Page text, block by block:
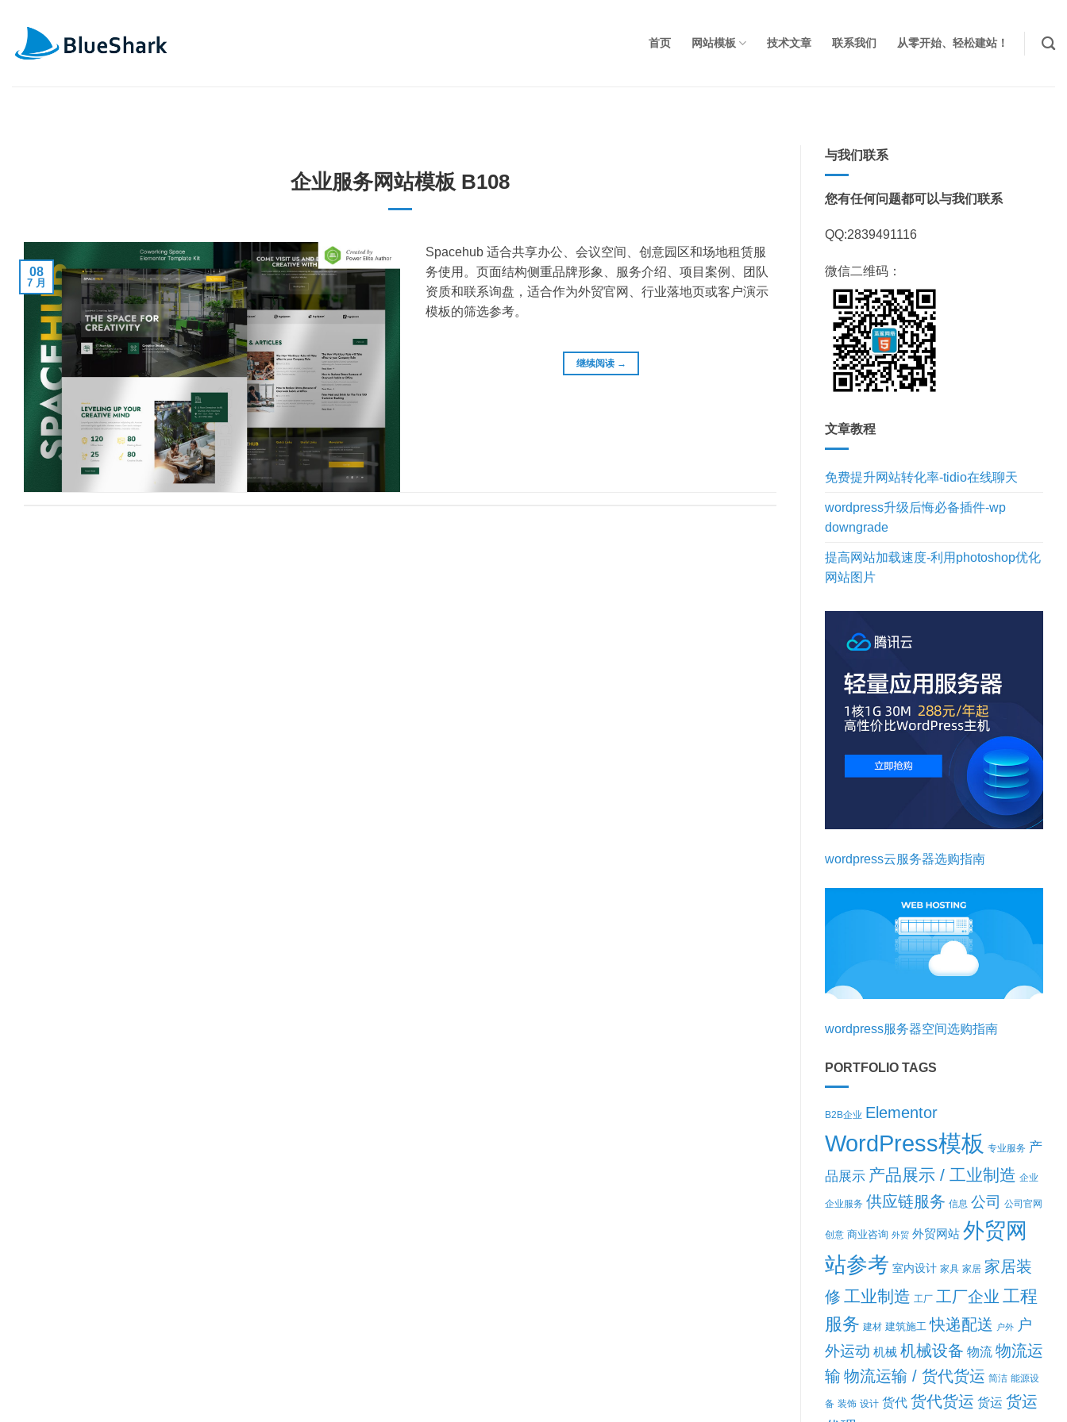
首页 网站模板 技术文章 联系我们 从零开始、轻松建站！
企业服务网站模板 B108
08
7 月
Spacehub 适合共享办公、会议空间、创意园区和场地租赁服
务使用。页面结构侧重品牌形象、服务介绍、项目案例、团队
资质和联系询盘，适合作为外贸官网、行业落地页或客户演示
模板的筛选参考。
继续阅读 →
与我们联系
您有任何问题都可以与我们联系
QQ:2839491116
微信二维码：
文章教程
免费提升网站转化率-tidio在线聊天
wordpress升级后悔必备插件-wp
downgrade
提高网站加载速度-利用photoshop优化
网站图片
wordpress云服务器选购指南
wordpress服务器空间选购指南
PORTFOLIO TAGS
B2B企业 Elementor
WordPress模板 专业服务 产
品展示 产品展示 / 工业制造 企业
企业服务 供应链服务 信息 公司 公司官网
创意 商业咨询 外贸 外贸网站 外贸网
站参考 室内设计 家具 家居 家居装
修 工业制造 工厂 工厂企业 工程
服务 建材 建筑施工 快递配送 户外
户
外运动 机械 机械设备 物流 物流运
输 物流运输 / 货代货运 简洁 能源设
备 装饰 设计 货代 货代货运 货运 货运